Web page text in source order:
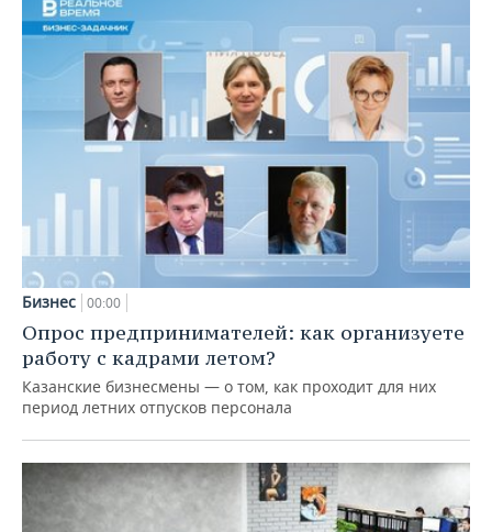
Бизнес 00:00
Опрос предпринимателей: как организуете
работу с кадрами летом?
Казанские бизнесмены — о том, как проходит для них
период летних отпусков персонала